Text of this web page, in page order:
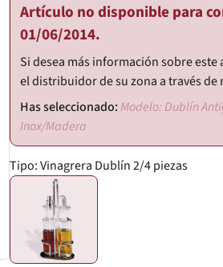
Artículo no disponible para
01/06/2014.
Si desea más información sobre
el distribuidor de su zona a través de
Modelo: Dublín
Inox/Madera
Tipo:Vinagrera Dublín 2/4 piezas